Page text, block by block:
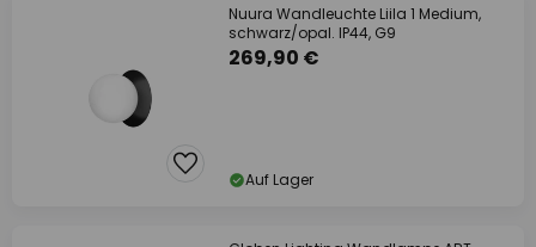
Nuura Wandleuchte Liila 1 Medium,
schwarz/opal. IP44, G9
269,90 €
Auf Lager